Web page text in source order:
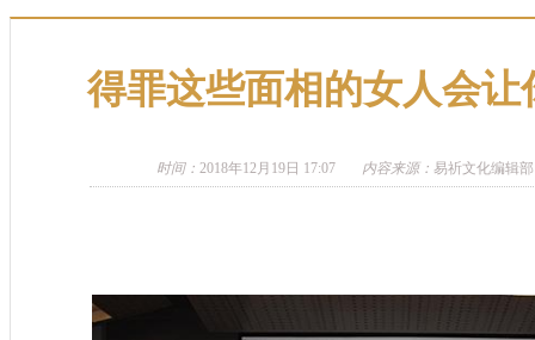
得罪这些面相的女人会让
时间： 2018年12月19日 17:07 内容来源： 易祈文化编辑部